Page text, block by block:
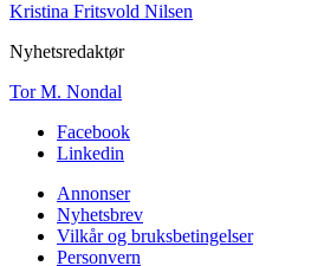
Kristina Fritsvold Nilsen
Nyhetsredaktør
Tor M. Nondal
Facebook
Linkedin
Annonser
Nyhetsbrev
Vilkår og bruksbetingelser
Personvern